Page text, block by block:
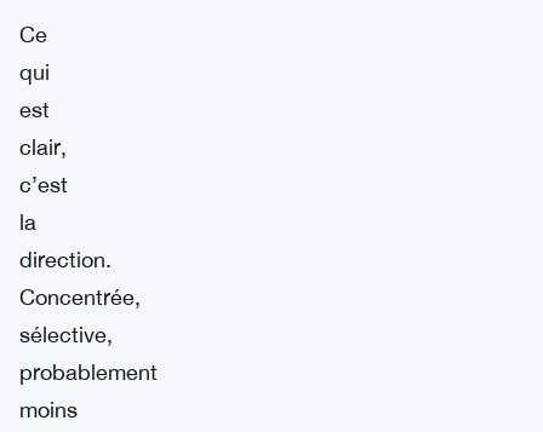
Ce
qui
est
clair,
c’est
la
direction.
Concentrée,
sélective,
probablement
moins